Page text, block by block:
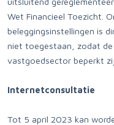
Wet Financieel Toezicht.
beleggingsinstellingen is
niet toegestaan, zodat de
vastgoedsector beperkt
Internetconsultatie
Tot 5 april 2023 kan